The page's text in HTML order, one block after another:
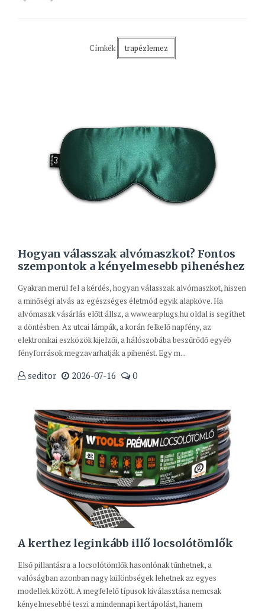
Címkék trapézlemez
Hogyan válasszak alvómaszkot? Fontos
szempontok a kényelmesebb pihenéshez
Gyakran merül fel a kérdés, hogyan válasszak alvómaszkot, hiszen
a minőségi alvás az egészséges életmód egyik alapköve. Ha
alvómaszk vásárlás előtt állsz, a www.earplugs.hu oldal is segíthet
a döntésben. Az utcai lámpák, a korán felkelő napfény, az
elektronikai eszközök kijelzői, a hálószobába beszűrődő egyéb
fényforrások megzavarhatják a pihenést. Egy m...
seditor 2026-07-16 0
A kerthez leginkább illő locsolótömlők
Első pillantásra a locsolótömlők hasonlónak tűnhetnek, a
valóságban azonban nagy különbségek lehetnek az egyes
modellek között. A megfelelő típusok kiválasztása nemcsak
kényelmesebbé teszi a mindennapi kertápolást, hanem